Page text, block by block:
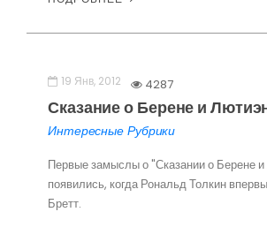
19 Янв, 2012 4287
Сказание о Берене и
Интересные Рубрики
Первые замыслы о "Сказании о Берене
появились, когда Рональд Толкин
Бретт.